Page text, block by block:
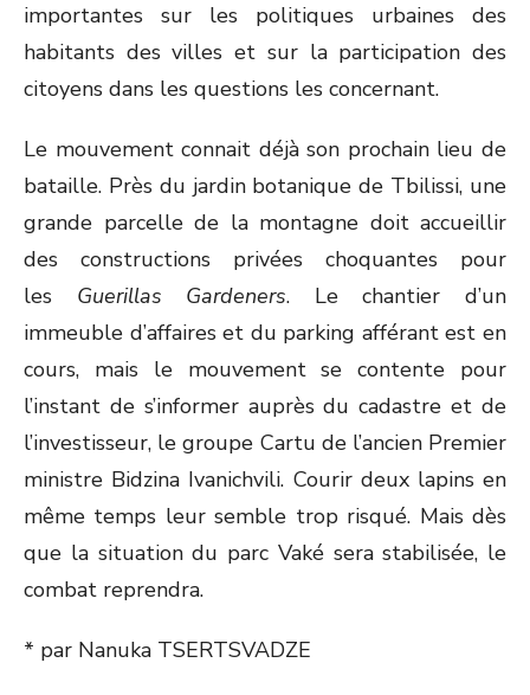
importantes sur les politiques urbaines des
habitants des villes et sur la participation des
citoyens dans les questions les concernant.
Le mouvement connait déjà son prochain lieu de
bataille. Près du jardin botanique de Tbilissi, une
grande parcelle de la montagne doit accueillir
des constructions privées choquantes pour
les Guerillas Gardeners. Le chantier d’un
immeuble d’affaires et du parking afférant est en
cours, mais le mouvement se contente pour
l’instant de s’informer auprès du cadastre et de
l’investisseur, le groupe Cartu de l’ancien Premier
ministre Bidzina Ivanichvili. Courir deux lapins en
même temps leur semble trop risqué. Mais dès
que la situation du parc Vaké sera stabilisée, le
combat reprendra.
* par Nanuka TSERTSVADZE